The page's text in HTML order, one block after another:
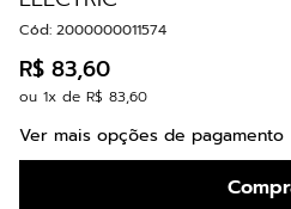
Cód: 2000000011574
R$ 83,60
ou 1x de R$ 83,60
Ver mais opções de pagamento
9º
ava
10º 36 pontas